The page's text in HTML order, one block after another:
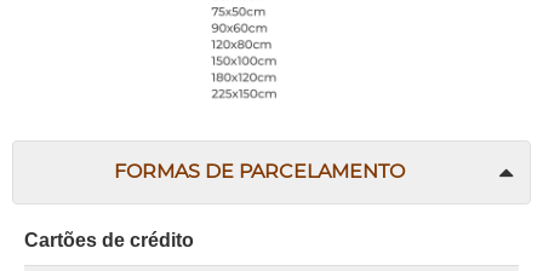
FORMAS DE PARCELAMENTO
Cartões de crédito